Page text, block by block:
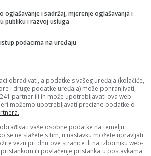
stranaca kojim smo
radne snage. U proceduri su i
sigurnosti nezaposlenih
zakonima koji će suštinski
je Delić.
naglasio da se ne radi o
novom zakonskom rješenju
i poslodavaca.
rada. Novi zakon prepoznaje
daljinu i rad na izdvojenom
izazovima današnjeg
ugradili 15 direktiva Evropske
usklađujemo sa evropskim
oglašavanje i sadržaj, mjerenje oglašavanja i
publiku i razvoj usluga
podacima na uređaju
obrađivati, a podatke s vašeg uređaja (kolačiće,
i druge podatke uređaja) može pohranjivati,
partner ili ih može upotrebljavati ova web-
možemo upotrebljavati precizne podatke o
vaše osobne podatke na temelju
se ne slažete s tim, u nastavku možete upravljati
vezu pri dnu ove stranice ili na izborniku web-
ili povlačenje pristanka u postavkama